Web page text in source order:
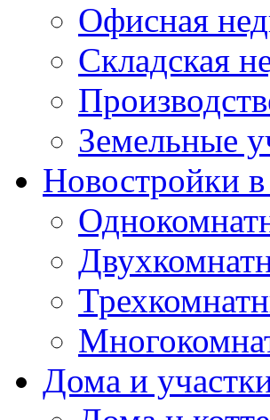
Офисная
Складская
Земельные
Новостройки
Дома и